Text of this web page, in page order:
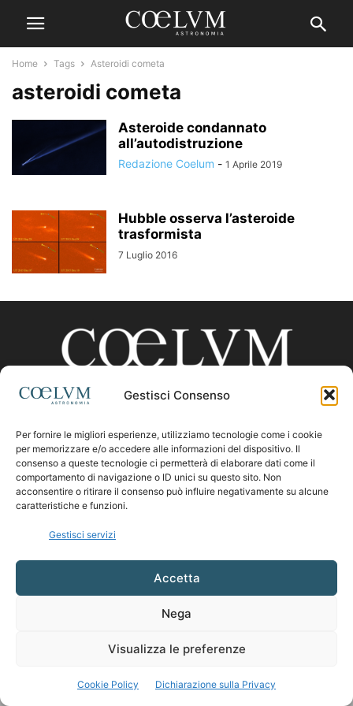
Gestisci Consenso
Per fornire le migliori esperienze, utilizziamo tecnologie come i cookie
per memorizzare e/o accedere alle informazioni del dispositivo. Il
consenso a queste tecnologie ci permetterà di elaborare dati come il
comportamento di navigazione o ID unici su questo sito. Non
acconsentire o ritirare il consenso può influire negativamente su alcune
caratteristiche e funzioni.
Gestisci servizi
Accetta
Nega
Visualizza le preferenze
Cookie Policy Dichiarazione sulla Privacy
Home Tags Asteroidi cometa
asteroidi cometa
Asteroide condannato
all’autodistruzione
Redazione Coelum - 1 Aprile 2019
Hubble osserva l’asteroide
trasformista
7 Luglio 2016
CHI SIAMO
Contattaci:coelumastro@coelum.com